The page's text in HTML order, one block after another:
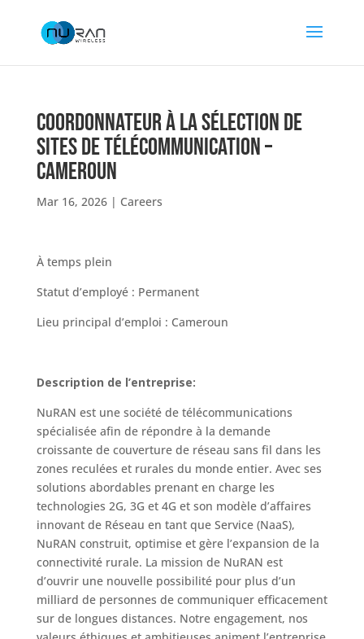
Coordonnateur à la sélection de
sites de télécommunication –
Cameroun
Mar 16, 2026| Careers
À temps plein
Statut d’employé : Permanent
Lieu principal d’emploi : Cameroun
Description de l’entreprise:
NuRAN est une société de télécommunications
spécialisée afin de répondre à la demande
croissante de couverture de réseau sans fil dans les
zones reculées et rurales du monde entier. Avec ses
solutions abordables prenant en charge les
technologies 2G, 3G et 4G et son modèle d’affaires
innovant de Réseau en tant que Service (NaaS),
NuRAN construit, optimise et gère l’expansion de la
connectivité rurale. La mission de NuRAN est
d’ouvrir une nouvelle possibilité pour plus d’un
milliard de personnes de communiquer efficacement
sur de longues distances. Notre engagement, nos